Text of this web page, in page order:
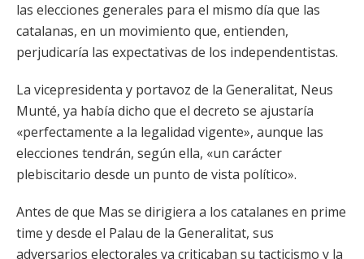
las elecciones generales para el mismo día que las
catalanas, en un movimiento que, entienden,
perjudicaría las expectativas de los independentistas.
La vicepresidenta y portavoz de la Generalitat, Neus
Munté, ya había dicho que el decreto se ajustaría
«perfectamente a la legalidad vigente», aunque las
elecciones tendrán, según ella, «un carácter
plebiscitario desde un punto de vista político».
Antes de que Mas se dirigiera a los catalanes en prime
time y desde el Palau de la Generalitat, sus
adversarios electorales ya criticaban su tacticismo y la